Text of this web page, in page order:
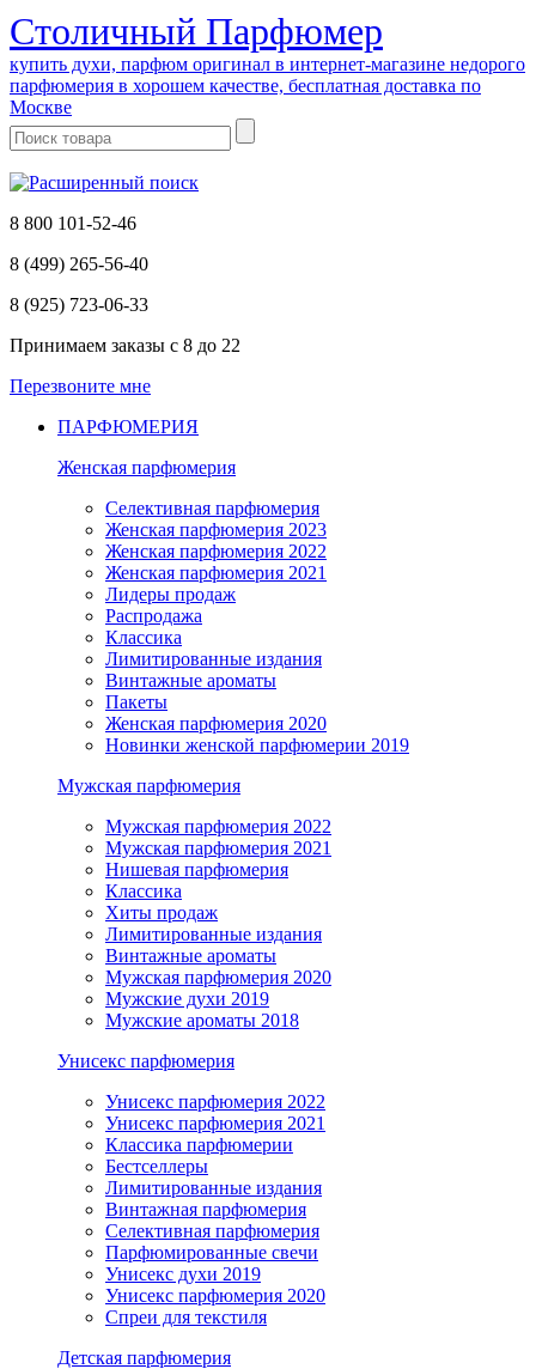
Cтоличный Парфюмер
купить духи, парфюм оригинал в интернет-магазине недорого
парфюмерия в хорошем качестве, бесплатная доставка по
Москве
8 800 101-52-46
8 (499) 265-56-40
8 (925) 723-06-33
Принимаем заказы с 8 до 22
Перезвоните мне
ПАРФЮМЕРИЯ
Женская парфюмерия
Селективная парфюмерия
Женская парфюмерия 2023
Женская парфюмерия 2022
Женская парфюмерия 2021
Лидеры продаж
Распродажа
Классика
Лимитированные издания
Винтажные ароматы
Пакеты
Женская парфюмерия 2020
Новинки женской парфюмерии 2019
Мужская парфюмерия
Мужская парфюмерия 2022
Мужская парфюмерия 2021
Нишевая парфюмерия
Классика
Хиты продаж
Лимитированные издания
Винтажные ароматы
Мужская парфюмерия 2020
Мужские духи 2019
Мужские ароматы 2018
Унисекс парфюмерия
Унисекс парфюмерия 2022
Унисекс парфюмерия 2021
Классика парфюмерии
Бестселлеры
Лимитированные издания
Винтажная парфюмерия
Селективная парфюмерия
Парфюмированные свечи
Унисекс духи 2019
Унисекс парфюмерия 2020
Спреи для текстиля
Детская парфюмерия